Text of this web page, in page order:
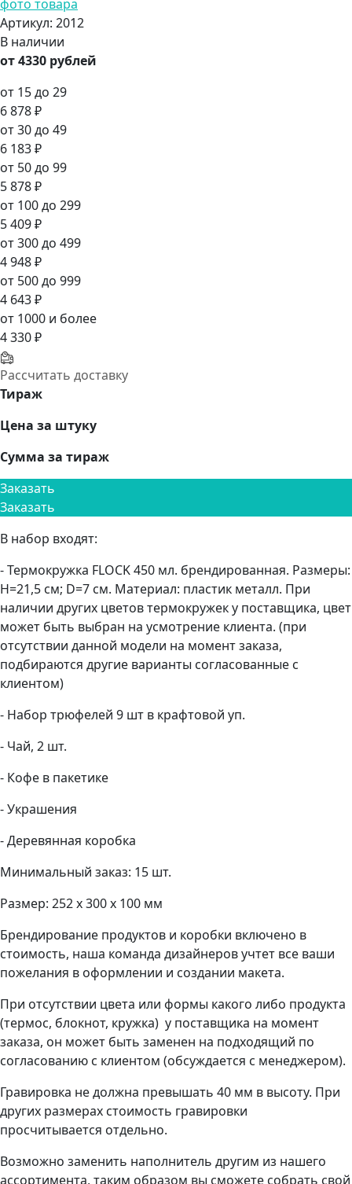
Артикул: 2012
В наличии
от 4330 рублей
от 15 до 29
6 878 ₽
от 30 до 49
6 183 ₽
от 50 до 99
5 878 ₽
от 100 до 299
5 409 ₽
от 300 до 499
4 948 ₽
от 500 до 999
4 643 ₽
от 1000 и более
4 330 ₽
Рассчитать доставку
Тираж
Цена за штуку
Сумма за тираж
Заказать
Заказать
В набор входят:
- Термокружка FLOCK 450 мл. брендированная. Размеры:
H=21,5 см; D=7 см. Материал: пластик металл. При
наличии других цветов термокружек у поставщика, цвет
может быть выбран на усмотрение клиента. (при
отсутствии данной модели на момент заказа,
подбираются другие варианты согласованные с
клиентом)
- Набор трюфелей 9 шт в крафтовой уп.
- Чай, 2 шт.
- Кофе в пакетике
- Украшения
- Деревянная коробка
Минимальный заказ: 15 шт.
Размер: 252 х 300 х 100 мм
Брендирование продуктов и коробки включено в
стоимость, наша команда дизайнеров учтет все ваши
пожелания в оформлении и создании макета.
При отсутствии цвета или формы какого либо продукта
(термос, блокнот, кружка) у поставщика на момент
заказа, он может быть заменен на подходящий по
согласованию с клиентом (обсуждается с менеджером).
Гравировка не должна превышать 40 мм в высоту. При
других размерах стоимость гравировки
просчитывается отдельно.
Возможно заменить наполнитель другим из нашего
ассортимента, таким образом вы сможете собрать свой